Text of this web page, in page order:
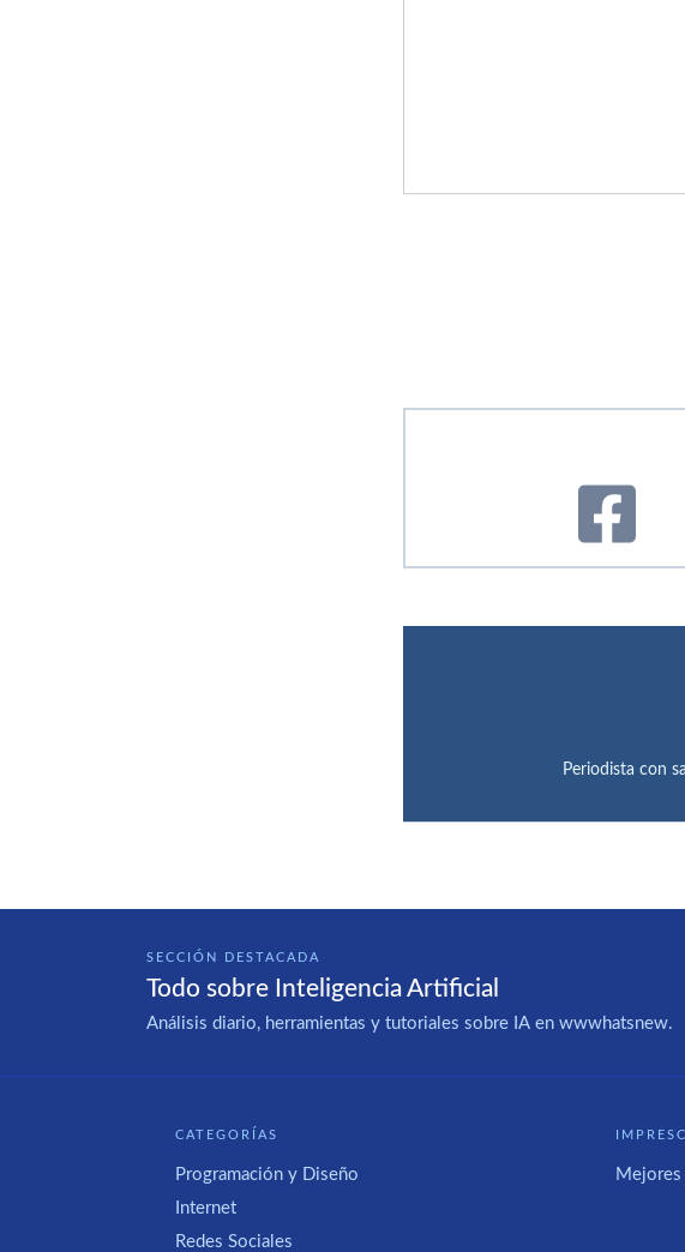
Periodista con
SECCIÓN DESTACADA
Todo sobre Inteligencia Artificial
Análisis diario, herramientas y tutoriales sobre IA en wwwhatsnew.
CATEGORÍAS
Programación y Diseño
Internet
Redes Sociales